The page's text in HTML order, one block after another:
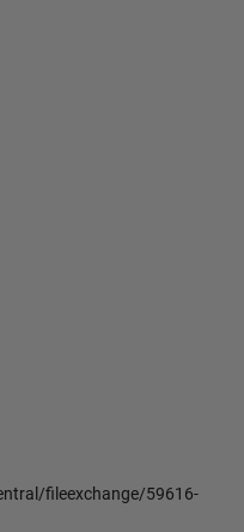
fileexchange/59616-